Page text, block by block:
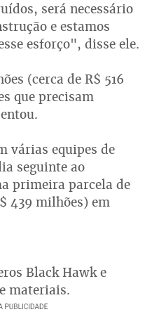
será necessário
e estamos
esforço", disse ele.
(cerca de R$ 516
que precisam
várias equipes de
seguinte ao
primeira parcela de
439 milhões) em
Black Hawk e
materiais.